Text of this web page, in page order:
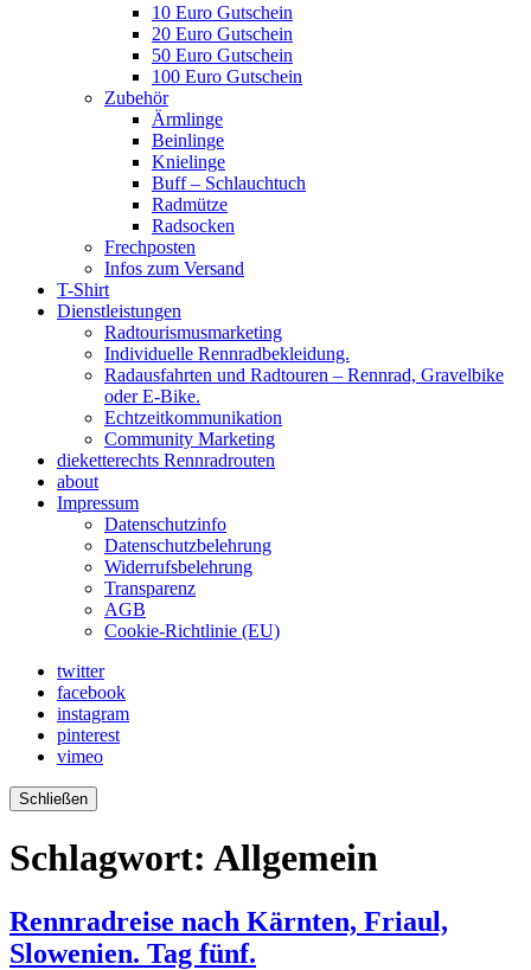
10 Euro Gutschein
20 Euro Gutschein
50 Euro Gutschein
100 Euro Gutschein
Zubehör
Ärmlinge
Beinlinge
Knielinge
Buff – Schlauchtuch
Radmütze
Radsocken
Frechposten
Infos zum Versand
T-Shirt
Dienstleistungen
Radtourismusmarketing
Individuelle Rennradbekleidung.
Radausfahrten und Radtouren – Rennrad, Gravelbike
oder E-Bike.
Echtzeitkommunikation
Community Marketing
dieketterechts Rennradrouten
about
Impressum
Datenschutzinfo
Datenschutzbelehrung
Widerrufsbelehrung
Transparenz
AGB
Cookie-Richtlinie (EU)
twitter
facebook
instagram
pinterest
vimeo
Schließen
Schlagwort: Allgemein
Rennradreise nach Kärnten, Friaul,
Slowenien. Tag fünf.